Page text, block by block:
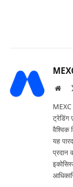
ट्रेडिंग
वैश्विक
यह
प्रदान